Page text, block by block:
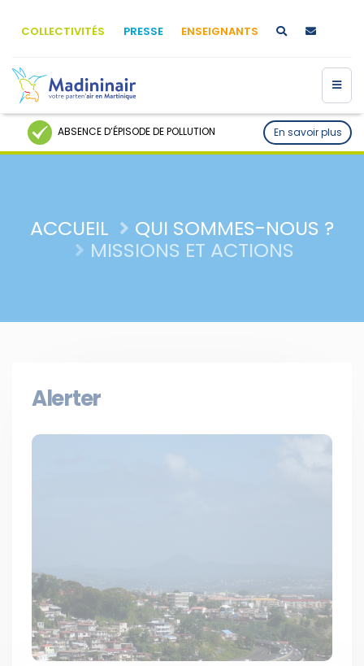
COLLECTIVITÉS PRESSE ENSEIGNANTS
ABSENCE D’ÉPISODE DE POLLUTION En savoir plus
ACCUEIL
QUI SOMMES-NOUS ?
MISSIONS ET ACTIONS
Alerter